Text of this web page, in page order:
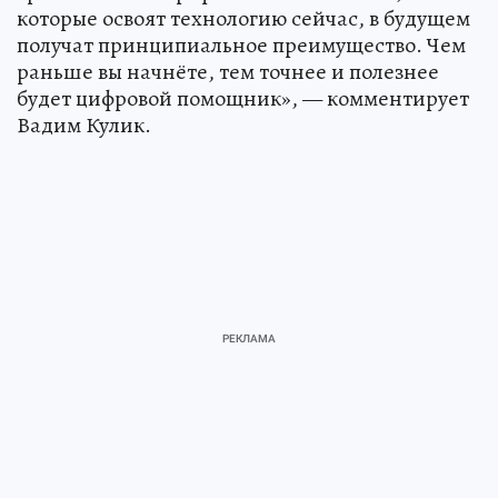
которые освоят технологию сейчас, в будущем
получат принципиальное преимущество. Чем
раньше вы начнёте, тем точнее и полезнее
будет цифровой помощник», — комментирует
Вадим Кулик.